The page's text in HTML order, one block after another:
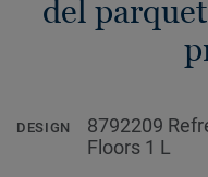
del
DESIGN
8792209
Floors 1 L